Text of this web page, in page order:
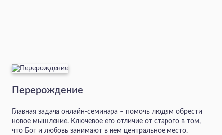
Перерождение
Главная задача онлайн-семинара – помочь людям обрести
новое мышление. Ключевое его отличие от старого в том,
что Бог и любовь занимают в нем центральное место.